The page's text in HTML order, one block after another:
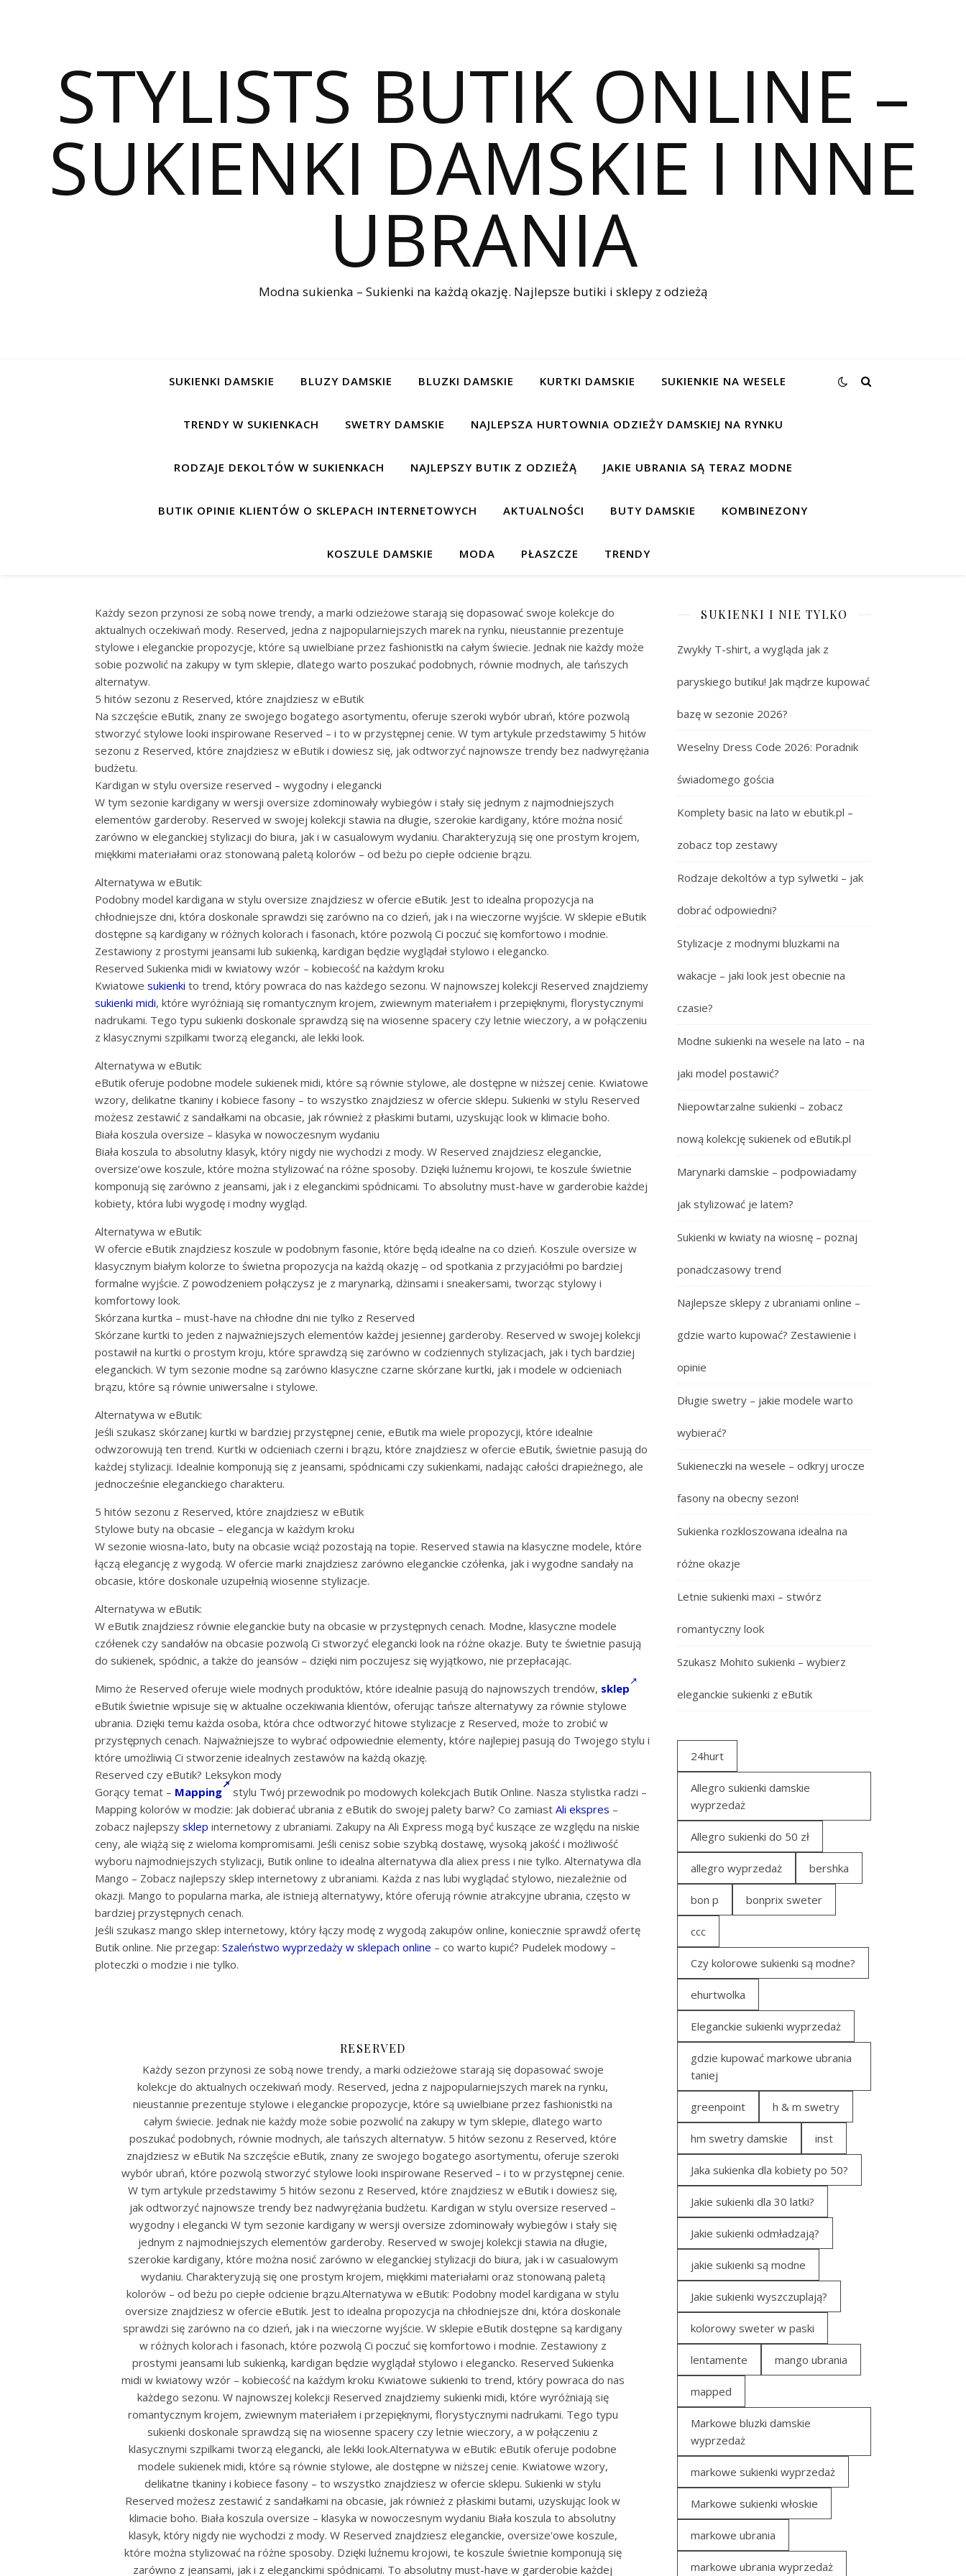
STYLISTS BUTIK ONLINE –
SUKIENKI DAMSKIE I INNE
UBRANIA
Modna sukienka – Sukienki na każdą okazję. Najlepsze butiki i sklepy z odzieżą
SUKIENKI DAMSKIE BLUZY DAMSKIE BLUZKI DAMSKIE KURTKI DAMSKIE SUKIENKIE NA WESELE
TRENDY W SUKIENKACH SWETRY DAMSKIE NAJLEPSZA HURTOWNIA ODZIEŻY DAMSKIEJ NA RYNKU
RODZAJE DEKOLTÓW W SUKIENKACH NAJLEPSZY BUTIK Z ODZIEŻĄ JAKIE UBRANIA SĄ TERAZ MODNE
BUTIK OPINIE KLIENTÓW O SKLEPACH INTERNETOWYCH AKTUALNOŚCI BUTY DAMSKIE KOMBINEZONY
KOSZULE DAMSKIE MODA PŁASZCZE TRENDY
Każdy sezon przynosi ze sobą nowe trendy, a marki odzieżowe starają się dopasować swoje kolekcje do
aktualnych oczekiwań mody. Reserved, jedna z najpopularniejszych marek na rynku, nieustannie prezentuje
stylowe i eleganckie propozycje, które są uwielbiane przez fashionistki na całym świecie. Jednak nie każdy może
sobie pozwolić na zakupy w tym sklepie, dlatego warto poszukać podobnych, równie modnych, ale tańszych
alternatyw.
5 hitów sezonu z Reserved, które znajdziesz w eButik
Na szczęście eButik, znany ze swojego bogatego asortymentu, oferuje szeroki wybór ubrań, które pozwolą
stworzyć stylowe looki inspirowane Reserved – i to w przystępnej cenie. W tym artykule przedstawimy 5 hitów
sezonu z Reserved, które znajdziesz w eButik i dowiesz się, jak odtworzyć najnowsze trendy bez nadwyrężania
budżetu.
Kardigan w stylu oversize reserved – wygodny i elegancki
W tym sezonie kardigany w wersji oversize zdominowały wybiegów i stały się jednym z najmodniejszych
elementów garderoby. Reserved w swojej kolekcji stawia na długie, szerokie kardigany, które można nosić
zarówno w eleganckiej stylizacji do biura, jak i w casualowym wydaniu. Charakteryzują się one prostym krojem,
miękkimi materiałami oraz stonowaną paletą kolorów – od beżu po ciepłe odcienie brązu.
Alternatywa w eButik:
Podobny model kardigana w stylu oversize znajdziesz w ofercie eButik. Jest to idealna propozycja na
chłodniejsze dni, która doskonale sprawdzi się zarówno na co dzień, jak i na wieczorne wyjście. W sklepie eButik
dostępne są kardigany w różnych kolorach i fasonach, które pozwolą Ci poczuć się komfortowo i modnie.
Zestawiony z prostymi jeansami lub sukienką, kardigan będzie wyglądał stylowo i elegancko.
Reserved Sukienka midi w kwiatowy wzór – kobiecość na każdym kroku
Kwiatowe sukienki to trend, który powraca do nas każdego sezonu. W najnowszej kolekcji Reserved znajdziemy
sukienki midi, które wyróżniają się romantycznym krojem, zwiewnym materiałem i przepięknymi, florystycznymi
nadrukami. Tego typu sukienki doskonale sprawdzą się na wiosenne spacery czy letnie wieczory, a w połączeniu
z klasycznymi szpilkami tworzą elegancki, ale lekki look.
Alternatywa w eButik:
eButik oferuje podobne modele sukienek midi, które są równie stylowe, ale dostępne w niższej cenie. Kwiatowe
wzory, delikatne tkaniny i kobiece fasony – to wszystko znajdziesz w ofercie sklepu. Sukienki w stylu Reserved
możesz zestawić z sandałkami na obcasie, jak również z płaskimi butami, uzyskując look w klimacie boho.
Biała koszula oversize – klasyka w nowoczesnym wydaniu
Biała koszula to absolutny klasyk, który nigdy nie wychodzi z mody. W Reserved znajdziesz eleganckie,
oversize’owe koszule, które można stylizować na różne sposoby. Dzięki luźnemu krojowi, te koszule świetnie
komponują się zarówno z jeansami, jak i z eleganckimi spódnicami. To absolutny must-have w garderobie każdej
kobiety, która lubi wygodę i modny wygląd.
Alternatywa w eButik:
W ofercie eButik znajdziesz koszule w podobnym fasonie, które będą idealne na co dzień. Koszule oversize w
klasycznym białym kolorze to świetna propozycja na każdą okazję – od spotkania z przyjaciółmi po bardziej
formalne wyjście. Z powodzeniem połączysz je z marynarką, dżinsami i sneakersami, tworząc stylowy i
komfortowy look.
Skórzana kurtka – must-have na chłodne dni nie tylko z Reserved
Skórzane kurtki to jeden z najważniejszych elementów każdej jesiennej garderoby. Reserved w swojej kolekcji
postawił na kurtki o prostym kroju, które sprawdzą się zarówno w codziennych stylizacjach, jak i tych bardziej
eleganckich. W tym sezonie modne są zarówno klasyczne czarne skórzane kurtki, jak i modele w odcieniach
brązu, które są równie uniwersalne i stylowe.
Alternatywa w eButik:
Jeśli szukasz skórzanej kurtki w bardziej przystępnej cenie, eButik ma wiele propozycji, które idealnie
odwzorowują ten trend. Kurtki w odcieniach czerni i brązu, które znajdziesz w ofercie eButik, świetnie pasują do
każdej stylizacji. Idealnie komponują się z jeansami, spódnicami czy sukienkami, nadając całości drapieżnego, ale
jednocześnie eleganckiego charakteru.
5 hitów sezonu z Reserved, które znajdziesz w eButik
Stylowe buty na obcasie – elegancja w każdym kroku
W sezonie wiosna-lato, buty na obcasie wciąż pozostają na topie. Reserved stawia na klasyczne modele, które
łączą elegancję z wygodą. W ofercie marki znajdziesz zarówno eleganckie czółenka, jak i wygodne sandały na
obcasie, które doskonale uzupełnią wiosenne stylizacje.
Alternatywa w eButik:
W eButik znajdziesz równie eleganckie buty na obcasie w przystępnych cenach. Modne, klasyczne modele
czółenek czy sandałów na obcasie pozwolą Ci stworzyć elegancki look na różne okazje. Buty te świetnie pasują
do sukienek, spódnic, a także do jeansów – dzięki nim poczujesz się wyjątkowo, nie przepłacając.
Mimo że Reserved oferuje wiele modnych produktów, które idealnie pasują do najnowszych trendów, sklep
eButik świetnie wpisuje się w aktualne oczekiwania klientów, oferując tańsze alternatywy za równie stylowe
ubrania. Dzięki temu każda osoba, która chce odtworzyć hitowe stylizacje z Reserved, może to zrobić w
przystępnych cenach. Najważniejsze to wybrać odpowiednie elementy, które najlepiej pasują do Twojego stylu i
które umożliwią Ci stworzenie idealnych zestawów na każdą okazję.
Reserved czy eButik? Leksykon mody
Gorący temat – Mapping
stylu Twój przewodnik po modowych kolekcjach Butik Online. Nasza stylistka radzi –
Mapping kolorów w modzie: Jak dobierać ubrania z eButik do swojej palety barw? Co zamiast Ali ekspres –
zobacz najlepszy sklep internetowy z ubraniami. Zakupy na Ali Express mogą być kuszące ze względu na niskie
ceny, ale wiążą się z wieloma kompromisami. Jeśli cenisz sobie szybką dostawę, wysoką jakość i możliwość
wyboru najmodniejszych stylizacji, Butik online to idealna alternatywa dla aliex press i nie tylko. Alternatywa dla
Mango – Zobacz najlepszy sklep internetowy z ubraniami. Każda z nas lubi wyglądać stylowo, niezależnie od
okazji. Mango to popularna marka, ale istnieją alternatywy, które oferują równie atrakcyjne ubrania, często w
bardziej przystępnych cenach.
Jeśli szukasz mango sklep internetowy, który łączy modę z wygodą zakupów online, koniecznie sprawdź ofertę
Butik online. Nie przegap: Szaleństwo wyprzedaży w sklepach online – co warto kupić? Pudelek modowy –
ploteczki o modzie i nie tylko.
RESERVED
Każdy sezon przynosi ze sobą nowe trendy, a marki odzieżowe starają się dopasować swoje
kolekcje do aktualnych oczekiwań mody. Reserved, jedna z najpopularniejszych marek na rynku,
nieustannie prezentuje stylowe i eleganckie propozycje, które są uwielbiane przez fashionistki na
całym świecie. Jednak nie każdy może sobie pozwolić na zakupy w tym sklepie, dlatego warto
poszukać podobnych, równie modnych, ale tańszych alternatyw. 5 hitów sezonu z Reserved, które
znajdziesz w eButik Na szczęście eButik, znany ze swojego bogatego asortymentu, oferuje szeroki
wybór ubrań, które pozwolą stworzyć stylowe looki inspirowane Reserved – i to w przystępnej cenie.
W tym artykule przedstawimy 5 hitów sezonu z Reserved, które znajdziesz w eButik i dowiesz się,
jak odtworzyć najnowsze trendy bez nadwyrężania budżetu. Kardigan w stylu oversize reserved –
wygodny i elegancki W tym sezonie kardigany w wersji oversize zdominowały wybiegów i stały się
jednym z najmodniejszych elementów garderoby. Reserved w swojej kolekcji stawia na długie,
szerokie kardigany, które można nosić zarówno w eleganckiej stylizacji do biura, jak i w casualowym
wydaniu. Charakteryzują się one prostym krojem, miękkimi materiałami oraz stonowaną paletą
kolorów – od beżu po ciepłe odcienie brązu.Alternatywa w eButik: Podobny model kardigana w stylu
oversize znajdziesz w ofercie eButik. Jest to idealna propozycja na chłodniejsze dni, która doskonale
sprawdzi się zarówno na co dzień, jak i na wieczorne wyjście. W sklepie eButik dostępne są kardigany
w różnych kolorach i fasonach, które pozwolą Ci poczuć się komfortowo i modnie. Zestawiony z
prostymi jeansami lub sukienką, kardigan będzie wyglądał stylowo i elegancko. Reserved Sukienka
midi w kwiatowy wzór – kobiecość na każdym kroku Kwiatowe sukienki to trend, który powraca do nas
każdego sezonu. W najnowszej kolekcji Reserved znajdziemy sukienki midi, które wyróżniają się
romantycznym krojem, zwiewnym materiałem i przepięknymi, florystycznymi nadrukami. Tego typu
sukienki doskonale sprawdzą się na wiosenne spacery czy letnie wieczory, a w połączeniu z
klasycznymi szpilkami tworzą elegancki, ale lekki look.Alternatywa w eButik: eButik oferuje podobne
modele sukienek midi, które są równie stylowe, ale dostępne w niższej cenie. Kwiatowe wzory,
delikatne tkaniny i kobiece fasony – to wszystko znajdziesz w ofercie sklepu. Sukienki w stylu
Reserved możesz zestawić z sandałkami na obcasie, jak również z płaskimi butami, uzyskując look w
klimacie boho. Biała koszula oversize – klasyka w nowoczesnym wydaniu Biała koszula to absolutny
klasyk, który nigdy nie wychodzi z mody. W Reserved znajdziesz eleganckie, oversize'owe koszule,
które można stylizować na różne sposoby. Dzięki luźnemu krojowi, te koszule świetnie komponują się
zarówno z jeansami, jak i z eleganckimi spódnicami. To absolutny must-have w garderobie każdej
SUKIENKI I NIE TYLKO
Zwykły T-shirt, a wygląda jak z
paryskiego butiku! Jak mądrze kupować
bazę w sezonie 2026?
Weselny Dress Code 2026: Poradnik
świadomego gościa
Komplety basic na lato w ebutik.pl –
zobacz top zestawy
Rodzaje dekoltów a typ sylwetki – jak
dobrać odpowiedni?
Stylizacje z modnymi bluzkami na
wakacje – jaki look jest obecnie na
czasie?
Modne sukienki na wesele na lato – na
jaki model postawić?
Niepowtarzalne sukienki – zobacz
nową kolekcję sukienek od eButik.pl
Marynarki damskie – podpowiadamy
jak stylizować je latem?
Sukienki w kwiaty na wiosnę – poznaj
ponadczasowy trend
Najlepsze sklepy z ubraniami online –
gdzie warto kupować? Zestawienie i
opinie
Długie swetry – jakie modele warto
wybierać?
Sukieneczki na wesele – odkryj urocze
fasony na obecny sezon!
Sukienka rozkloszowana idealna na
różne okazje
Letnie sukienki maxi – stwórz
romantyczny look
Szukasz Mohito sukienki – wybierz
eleganckie sukienki z eButik
24hurt
Allegro sukienki damskie
wyprzedaż
Allegro sukienki do 50 zł
allegro wyprzedaż bershka
bon p bonprix sweter
ccc
Czy kolorowe sukienki są modne?
ehurtwolka
Eleganckie sukienki wyprzedaż
gdzie kupować markowe ubrania
taniej
greenpoint h & m swetry
hm swetry damskie inst
Jaka sukienka dla kobiety po 50?
Jakie sukienki dla 30 latki?
Jakie sukienki odmładzają?
jakie sukienki są modne
Jakie sukienki wyszczuplają?
kolorowy sweter w paski
lentamente mango ubrania
mapped
Markowe bluzki damskie
wyprzedaż
markowe sukienki wyprzedaż
Markowe sukienki włoskie
markowe ubrania
markowe ubrania wyprzedaż